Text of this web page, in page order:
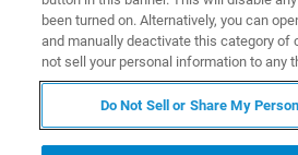
无损成像对动物学
要性
been turned on. Alternatively, you can
and manually deactivate this category of
not sell your personal information to any
Do Not Sell or Share My